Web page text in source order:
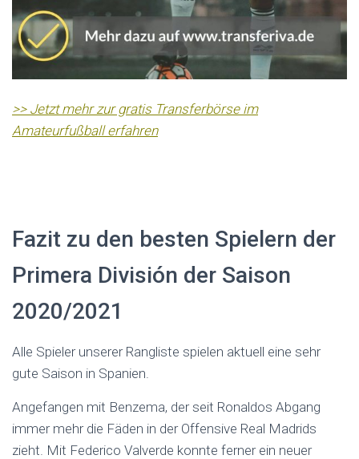
>> Jetzt mehr zur gratis Transferbörse im
Amateurfußball erfahren
Fazit zu den besten Spielern der
Primera División der Saison
2020/2021
Alle Spieler unserer Rangliste spielen aktuell eine sehr
gute Saison in Spanien.
Angefangen mit Benzema, der seit Ronaldos Abgang
immer mehr die Fäden in der Offensive Real Madrids
zieht. Mit Federico Valverde konnte ferner ein neuer